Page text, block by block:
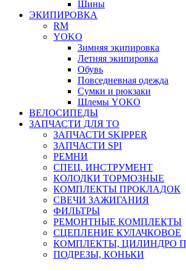
Шины
ЭКИПИРОВКА
RM
YOKO
Зимняя экипировка
Летняя экипировка
Обувь
Повседневная одежда
Сумки и рюкзаки
Шлемы YOKO
ВЕЛОСИПЕДЫ
ЗАПЧАСТИ ДЛЯ ТО
ЗАПЧАСТИ SKIPPER
ЗАПЧАСТИ SPI
РЕМНИ
СПЕЦ. ИНСТРУМЕНТ
КОЛОДКИ ТОРМОЗНЫЕ
КОМПЛЕКТЫ ПРОКЛАДОК
СВЕЧИ ЗАЖИГАНИЯ
ФИЛЬТРЫ
РЕМОНТНЫЕ КОМПЛЕКТЫ
СЦЕПЛЕНИЕ КУЛАЧКОВОЕ
КОМПЛЕКТЫ, ЦИЛИНДРО
ПОДРЕЗЫ, КОНЬКИ